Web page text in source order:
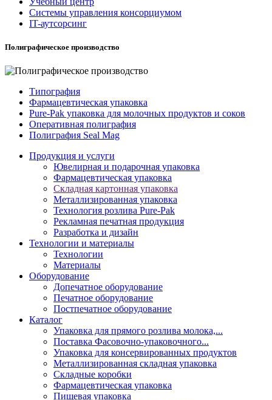
Системы управления консорциумом
IT-аутсорсинг
Полиграфическое производство
Типография
Фармацевтическая упаковка
Pure-Pak упаковка для молочных продуктов и соков
Оперативная полиграфия
Полиграфия Seal Mag
Продукция и услуги
Ювелирная и подарочная упаковка
Фармацевтическая упаковка
Складная картонная упаковка
Металлизированная упаковка
Технология розлива Pure-Pak
Рекламная печатная продукция
Разработка и дизайн
Технологии и материалы
Технологии
Материалы
Оборудование
Допечатное оборудование
Печатное оборудование
Постпечатное оборудование
Каталог
Упаковка для прямого розлива молока,...
Поставка Фасовочно-упаковочного...
Упаковка для консервированных продуктов
Металлизированная складная упаковка
Складные коробки
Фармацевтическая упаковка
Пищевая упаковка